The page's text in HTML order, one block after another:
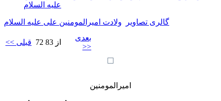
علیه السلام
گالری تصاویر ولادت امیرالمومنین علی علیه السلام
<< قبلی 72 از 83
بعدی
>>
امیرالمومنین